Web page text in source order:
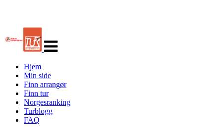
navigasjon
Hjem
Min side
Finn arrangør
Finn tur
Norgesranking
Turblogg
FAQ